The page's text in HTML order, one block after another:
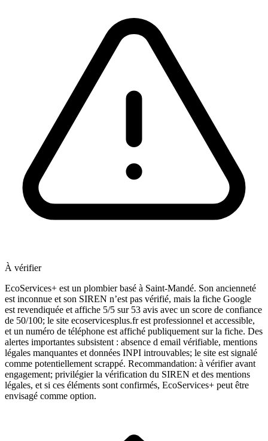
À vérifier
EcoServices+ est un plombier basé à Saint-Mandé. Son ancienneté
est inconnue et son SIREN n’est pas vérifié, mais la fiche Google
est revendiquée et affiche 5/5 sur 53 avis avec un score de confiance
de 50/100; le site ecoservicesplus.fr est professionnel et accessible,
et un numéro de téléphone est affiché publiquement sur la fiche. Des
alertes importantes subsistent : absence d email vérifiable, mentions
légales manquantes et données INPI introuvables; le site est signalé
comme potentiellement scrappé. Recommandation: à vérifier avant
engagement; privilégier la vérification du SIREN et des mentions
légales, et si ces éléments sont confirmés, EcoServices+ peut être
envisagé comme option.